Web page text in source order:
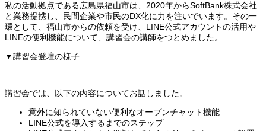
私の活動拠点である広島県福山市は、2020年からSoftBank株式会社
と業務提携し、民間企業や市民のDX化に力を注いでいます。その一
環として、福山市からの依頼を受け、LINE公式アカウントの活用や
LINEの便利機能について、講習会の講師をつとめました。
▼講習会登壇の様子
講習会では、以下の内容についてお話しました。
意外に知られていない便利なオープンチャット機能
LINE公式を導入するまでのステップ